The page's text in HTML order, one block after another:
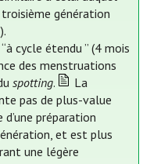
génération
).
cycle étendu ” (4 mois
des menstruations
spotting.
La
pas de plus-value
préparation
et est plus
une légère